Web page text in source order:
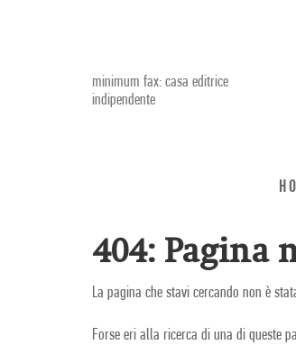
minimum fax: casa editrice
indipendente
404: Pagina
La pagina che stavi cercando non è
Forse eri alla ricerca di una di queste